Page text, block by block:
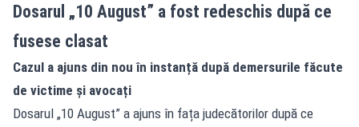
Dosarul „10 August” a fost redeschis după ce
fusese clasat
Cazul a ajuns din nou în instanță după demersurile făcute
de victime și avocați
Dosarul „10 August” a ajuns în fața judecătorilor după ce